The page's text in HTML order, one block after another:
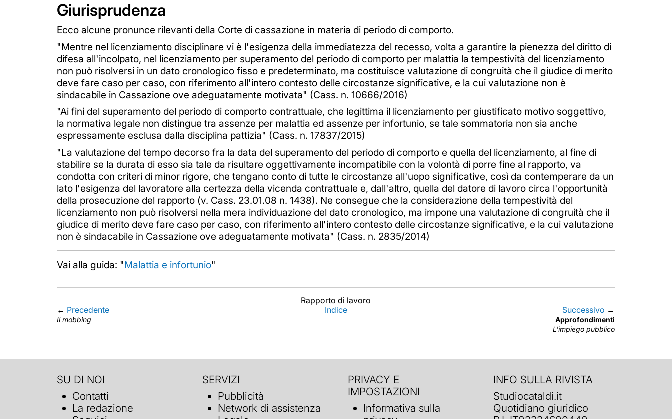
Giurisprudenza
Ecco alcune pronunce rilevanti della Corte di cassazione in materia di periodo di comporto.
"Mentre nel licenziamento disciplinare vi è l'esigenza della immediatezza del recesso, volta a garantire la pienezza del diritto di
difesa all'incolpato, nel licenziamento per superamento del periodo di comporto per malattia la tempestività del licenziamento
non può risolversi in un dato cronologico fisso e predeterminato, ma costituisce valutazione di congruità che il giudice di merito
deve fare caso per caso, con riferimento all'intero contesto delle circostanze significative, e la cui valutazione non è
sindacabile in Cassazione ove adeguatamente motivata" (Cass. n. 10666/2016)
"Ai fini del superamento del periodo di comporto contrattuale, che legittima il licenziamento per giustificato motivo soggettivo,
la normativa legale non distingue tra assenze per malattia ed assenze per infortunio, se tale sommatoria non sia anche
espressamente esclusa dalla disciplina pattizia" (Cass. n. 17837/2015)
"La valutazione del tempo decorso fra la data del superamento del periodo di comporto e quella del licenziamento, al fine di
stabilire se la durata di esso sia tale da risultare oggettivamente incompatibile con la volontà di porre fine al rapporto, va
condotta con criteri di minor rigore, che tengano conto di tutte le circostanze all'uopo significative, così da contemperare da un
lato l'esigenza del lavoratore alla certezza della vicenda contrattuale e, dall'altro, quella del datore di lavoro circa l'opportunità
della prosecuzione del rapporto (v. Cass. 23.01.08 n. 1438). Ne consegue che la considerazione della tempestività del
licenziamento non può risolversi nella mera individuazione del dato cronologico, ma impone una valutazione di congruità che il
giudice di merito deve fare caso per caso, con riferimento all'intero contesto delle circostanze significative, e la cui valutazione
non è sindacabile in Cassazione ove adeguatamente motivata" (Cass. n. 2835/2014)
Vai alla guida: "Malattia e infortunio"
Rapporto di lavoro
← Precedente
Il mobbing
Indice Successivo →
Approfondimenti
L'impiego pubblico
SU DI NOI
Contatti
La redazione
SERVIZI
Pubblicità
Network di assistenza
PRIVACY E
IMPOSTAZIONI
Informativa sulla
INFO SULLA RIVISTA
Studiocataldi.it
Quotidiano giuridico